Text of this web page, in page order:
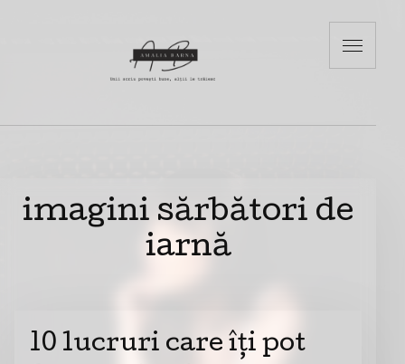
imagini sărbători de
iarnă
10 lucruri care îți pot